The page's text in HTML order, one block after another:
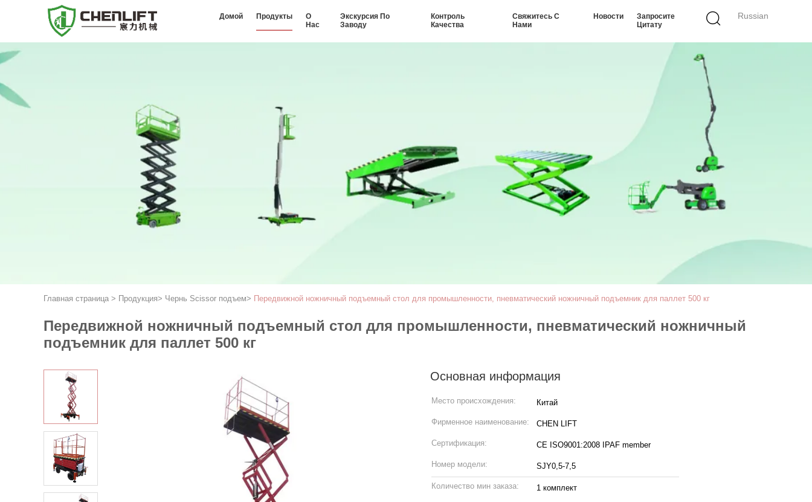
Russian
Домой Продукты
О
Нас
Экскурсия По
Заводу
Контроль
Качества
Свяжитесь С
Нами
Новости
Запросите
Цитату
Главная страница > Продукция> Чернь Scissor подъем> Передвижной ножничный подъемный стол для промышленности, пневматический ножничный подъемник для паллет 500 кг
Передвижной ножничный подъемный стол для промышленности, пневматический ножничный
подъемник для паллет 500 кг
Основная информация
Место происхождения: Китай
Фирменное наименование: CHEN LIFT
Сертификация: CE ISO9001:2008 IPAF member
Номер модели: SJY0,5-7,5
Количество мин заказа: 1 комплект